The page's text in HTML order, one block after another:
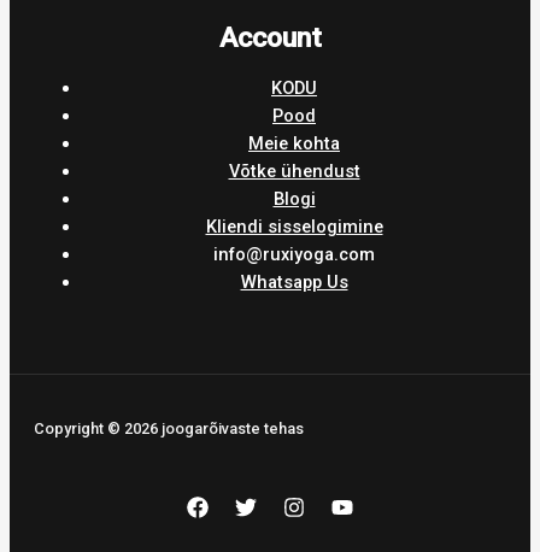
Account
KODU
Pood
Meie kohta
Võtke ühendust
Blogi
Kliendi sisselogimine
info@ruxiyoga.com
Whatsapp Us
Copyright © 2026 joogarõivaste tehas